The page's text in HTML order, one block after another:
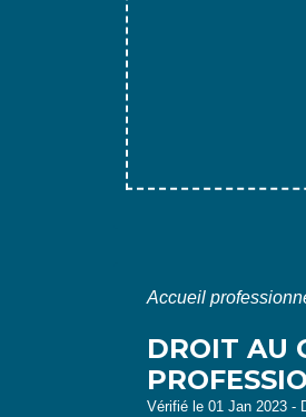
Accueil
DROIT AU
Vérifié le 01 Jan 2023 -